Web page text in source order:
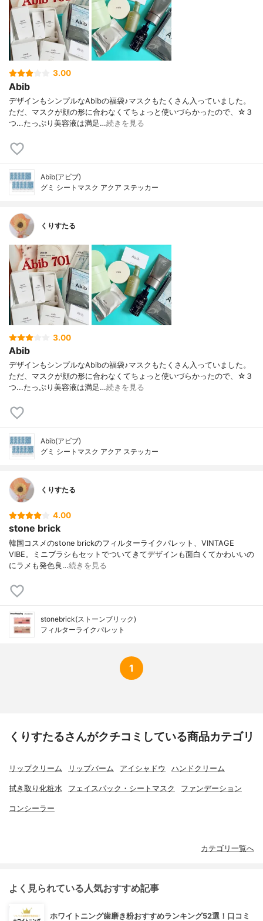
3.00
Abib
デザインもシンプルなAbibの福袋♪マスクもたくさん入っていました。
ただ、マスクが顔の形に合わなくてちょっと使いづらかったので、☆３
つ...たっぷり美容液は満足…続きを見る
Abib(アビブ)
グミ シートマスク アクア ステッカー
くりすたる
3.00
Abib
デザインもシンプルなAbibの福袋♪マスクもたくさん入っていました。
ただ、マスクが顔の形に合わなくてちょっと使いづらかったので、☆３
つ...たっぷり美容液は満足…続きを見る
Abib(アビブ)
グミ シートマスク アクア ステッカー
くりすたる
4.00
stone brick
韓国コスメのstone brickのフィルターライクパレット、VINTAGE
VIBE。ミニブラシもセットでついてきてデザインも面白くてかわいいの
にラメも発色良…続きを見る
stonebrick(ストーンブリック)
フィルターライクパレット
1
くりすたるさんがクチコミしている商品カテゴリ
リップクリーム リップバーム アイシャドウ ハンドクリーム
拭き取り化粧水 フェイスパック・シートマスク ファンデーション
コンシーラー
カテゴリ一覧へ
よく見られている人気おすすめ記事
ホワイトニング歯磨き粉おすすめランキング52選！口コミ